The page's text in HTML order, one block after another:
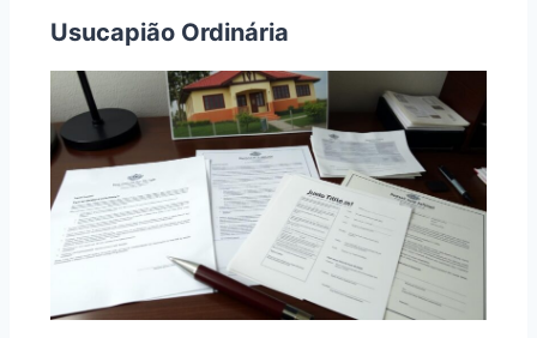
Usucapião Ordinária